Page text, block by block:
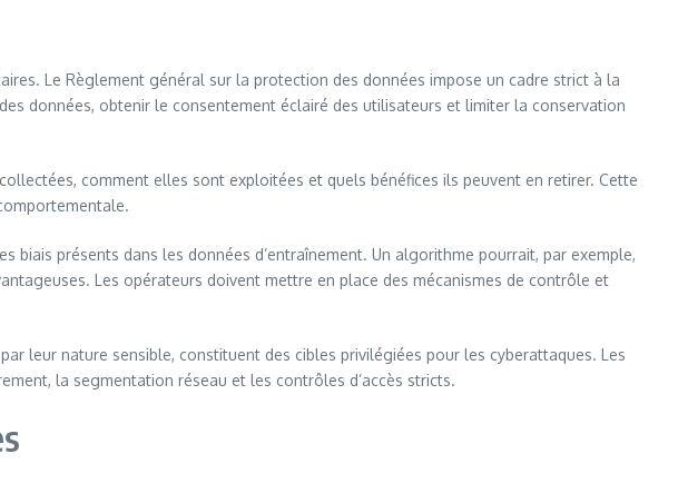
Le Règlement général sur la protection des données impose un cadre strict à la
données, obtenir le consentement éclairé des utilisateurs et limiter la conservation
comment elles sont exploitées et quels bénéfices ils peuvent en retirer. Cette
présents dans les données d’entraînement. Un algorithme pourrait, par exemple,
Les opérateurs doivent mettre en place des mécanismes de contrôle et
leur nature sensible, constituent des cibles privilégiées pour les cyberattaques. Les
la segmentation réseau et les contrôles d’accès stricts.